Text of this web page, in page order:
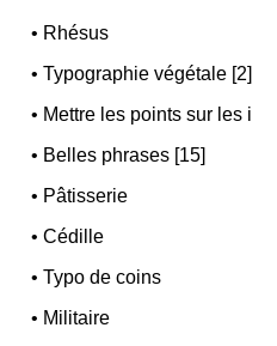
• Rhésus
•Typographie végétale [2]
• Mettre les points sur les i
• Belles phrases [15]
• Pâtisserie
•Cédille
•Typo de coins
• Militaire